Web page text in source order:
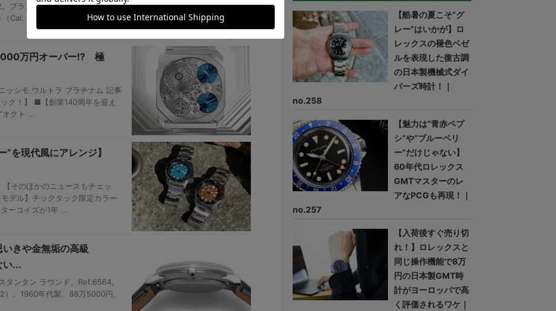
プラズマハイテクセラミック
Cal. ...
万円オーバー!? 極
ッシモ ウルトラ プラチナム 記事
ク！】 ■【創業140周年を迎え
オクト ...
”を現代風にアレンジ】
そのほかのニュースもチェッ
デル】チックタック限定カラー
ーコイズが1年 ...
いきや金無垢の高級
い...
タンタン ラウンド。Ref.6564。
。1960年代製。88万5000円。
【酷暑の夏こそ“グ
レー”はいかが】ロ
レックスの褪色ベゼ
ルを表現した復古調
の日本製機械式ダイ
バーズ時計！｜
no.258
【魅力は“青赤ペプ
シ”や“ブルーベリ
ー”だけじゃない】
60年代ロレックス
GMTマスターのレ
アなPCGも再現！｜
no.257
【入荷後すぐ売り切
れ！】ロレックスと
同じ操作機能で8万
円の日本製GMT時
計がヨーロッパで高
く評価されるワケ｜